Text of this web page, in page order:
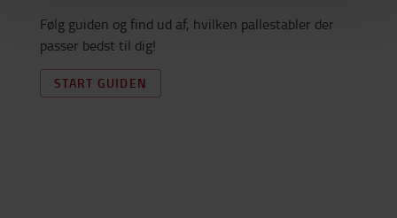
Følg guiden og find ud af, hvilken pallestabler der
passer bedst til dig!
START GUIDEN